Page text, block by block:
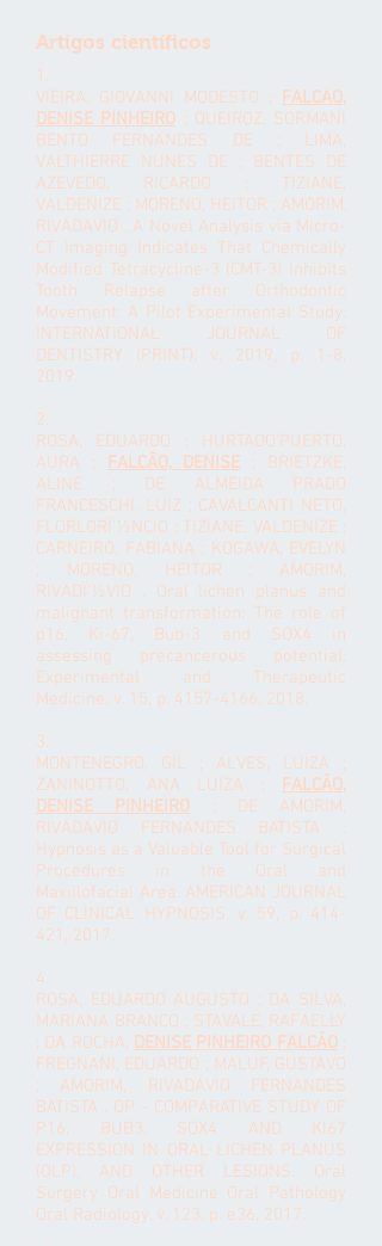
1.
VIEIRA, GIOVANNI MODESTO ; FALCAO,
DENISE PINHEIRO ; QUEIROZ, SORMANI
BENTO FERNANDES DE ; LIMA,
VALTHIERRE NUNES DE ; BENTES DE
AZEVEDO, RICARDO ; TIZIANE,
VALDENIZE ; MORENO, HEITOR ; AMORIM,
RIVADAVIO . A Novel Analysis via Micro-
CT Imaging Indicates That Chemically
Modified Tetracycline-3 (CMT-3) Inhibits
Tooth Relapse after Orthodontic
Movement: A Pilot Experimental Study.
INTERNATIONAL JOURNAL OF
DENTISTRY (PRINT), v. 2019, p. 1-8,
2019.
2.
ROSA, EDUARDO ; HURTADO'PUERTO,
AURA ; FALCÃO, DENISE ; BRIETZKE,
ALINE ; DE ALMEIDA PRADO
FRANCESCHI, LUIZ ; CAVALCANTI NETO,
FLORLORÏ'½NCIO ; TIZIANE, VALDENIZE ;
CARNEIRO, FABIANA ; KOGAWA, EVELYN
; MORENO, HEITOR ; AMORIM,
RIVADÏ'½VIO . Oral lichen planus and
malignant transformation: The role of
p16, Ki-67, Bub-3 and SOX4 in
assessing precancerous potential.
Experimental and Therapeutic
Medicine, v. 15, p. 4157-4166, 2018.
3.
MONTENEGRO, GIL ; ALVES, LUIZA ;
ZANINOTTO, ANA LUIZA ; FALCÃO,
DENISE PINHEIRO ; DE AMORIM,
RIVADÁVIO FERNANDES BATISTA .
Hypnosis as a Valuable Tool for Surgical
Procedures in the Oral and
Maxillofacial Area. AMERICAN JOURNAL
OF CLINICAL HYPNOSIS, v. 59, p. 414-
421, 2017.
4.
ROSA, EDUARDO AUGUSTO ; DA SILVA,
MARIANA BRANCO ; STAVALE, RAFAELLY
; DA ROCHA, DENISE PINHEIRO FALCÃO;
FREGNANI, EDUARDO ; MALUF, GUSTAVO
; AMORIM, RIVADÁVIO FERNANDES
BATISTA . OP - COMPARATIVE STUDY OF
P16, BUB3, SOX4 AND KI67
EXPRESSION IN ORAL LICHEN PLANUS
(OLP), AND OTHER LESIONS. Oral
Surgery Oral Medicine Oral Pathology
Oral Radiology, v. 123, p. e36, 2017.
Artigos científicos